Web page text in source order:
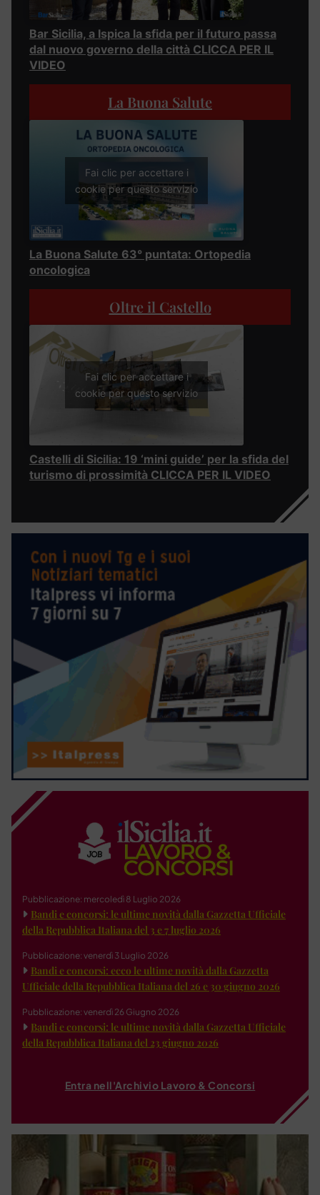
Bar Sicilia, a Ispica la sfida per il futuro passa
dal nuovo governo della città CLICCA PER IL
VIDEO
La Buona Salute
Fai clic per accettare i
cookie per questo servizio
La Buona Salute 63° puntata: Ortopedia
oncologica
Oltre il Castello
Fai clic per accettare i
cookie per questo servizio
Castelli di Sicilia: 19 ‘mini guide’ per la sfida del
turismo di prossimità CLICCA PER IL VIDEO
Pubblicazione: mercoledì 8 Luglio 2026
Bandi e concorsi: le ultime novità dalla Gazzetta Ufficiale
della Repubblica Italiana del 3 e 7 luglio 2026
Pubblicazione: venerdì 3 Luglio 2026
Bandi e concorsi: ecco le ultime novità dalla Gazzetta
Ufficiale della Repubblica Italiana del 26 e 30 giugno 2026
Pubblicazione: venerdì 26 Giugno 2026
Bandi e concorsi: le ultime novità dalla Gazzetta Ufficiale
della Repubblica Italiana del 23 giugno 2026
Entra nell'Archivio Lavoro & Concorsi